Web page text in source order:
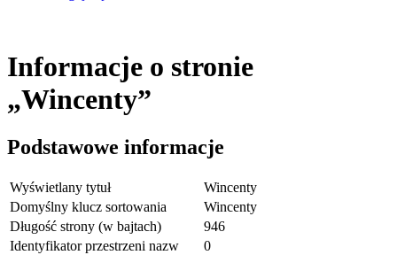
Informacje o stronie
„Wincenty”
Podstawowe informacje
Wyświetlany tytuł
Wincenty
Domyślny klucz sortowania
Wincenty
Długość strony (w bajtach)
946
Identyfikator przestrzeni nazw
0